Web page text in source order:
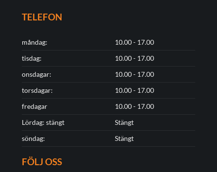
TELEFON
måndag:
10.00 - 17.00
tisdag:
10.00 - 17.00
onsdagar:
10.00 - 17.00
torsdagar:
10.00 - 17.00
fredagar
10.00 - 17.00
Lördag: stängt
Stängt
söndag:
Stängt
FÖLJ OSS